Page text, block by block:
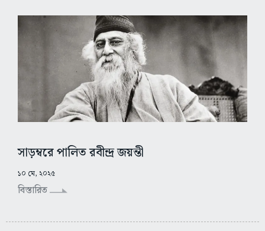
সাড়ম্বরে পালিত রবীন্দ্র জয়ন্তী
১০ মে, ২০২৫
বিস্তারিত